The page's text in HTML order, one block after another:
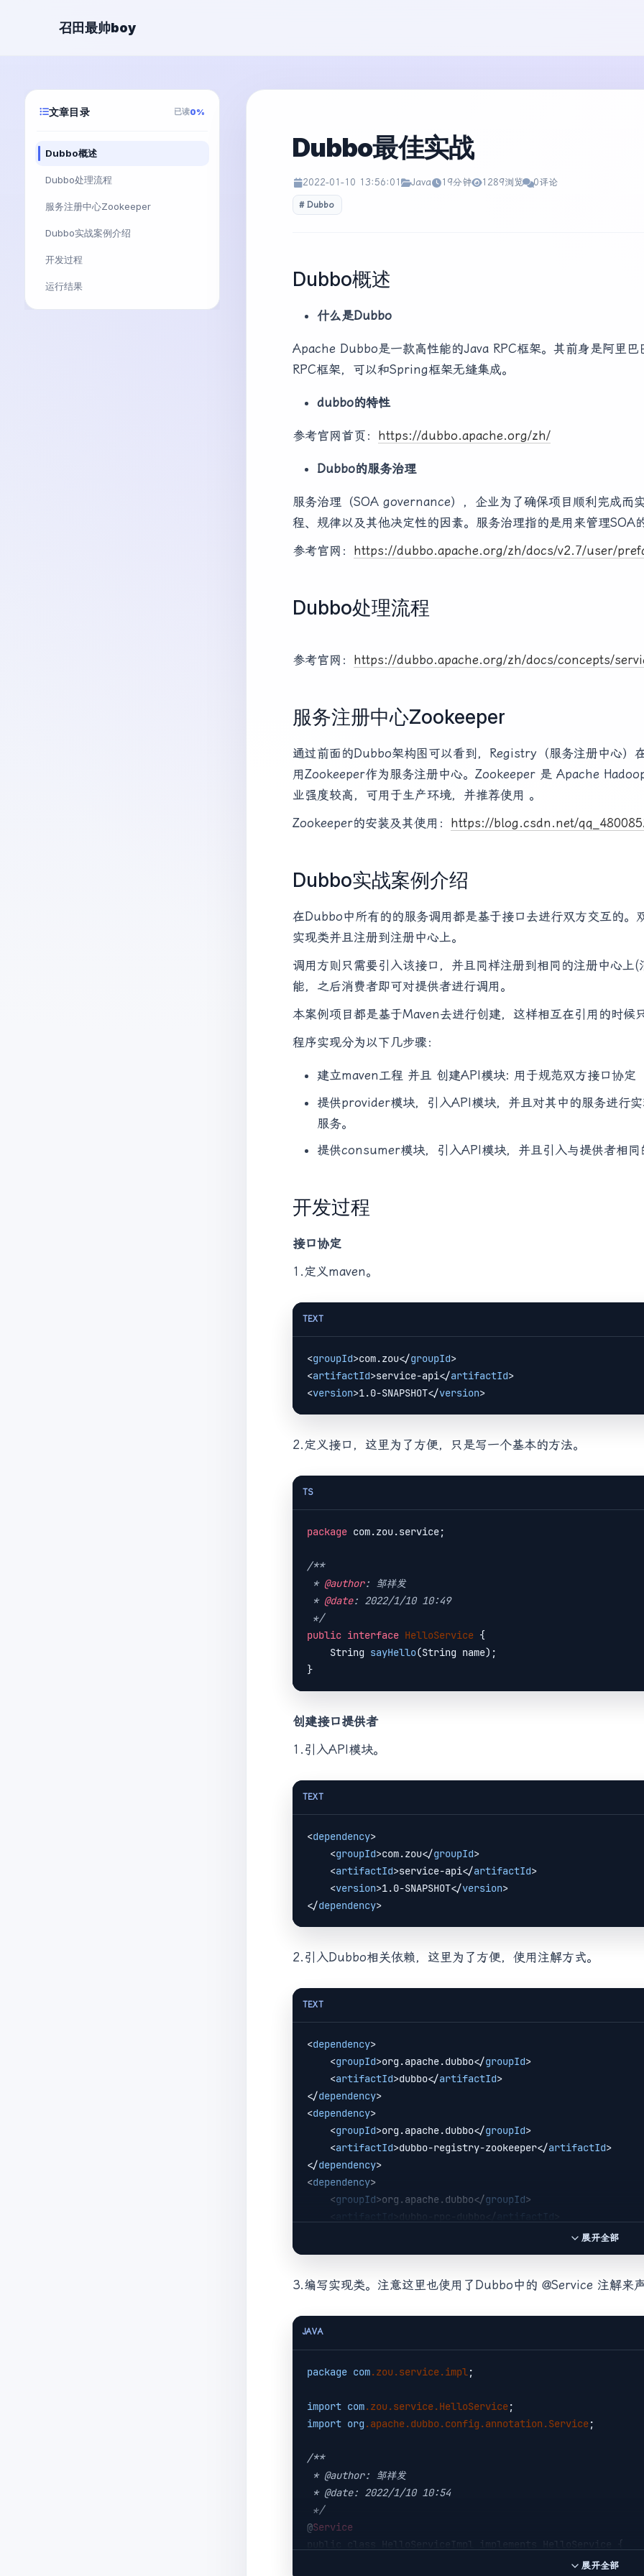
召田最帅boy
文章目录 已读0%
Dubbo概述
Dubbo处理流程
服务注册中心Zookeeper
Dubbo实战案例介绍
开发过程
运行结果
Dubbo最佳实战
2022-01-10 13:56:01 Java 19分钟 1289浏览 0评论
Dubbo
Dubbo概述
什么是Dubbo
Apache Dubbo是一款高性能的Java RPC框架。其前身是阿里
RPC框架，可以和Spring框架无缝集成。
dubbo的特性
参考官网首页： https://dubbo.apache.org/zh/
Dubbo的服务治理
服务治理（SOA governance），企业为了确保项目顺利完成而
程、规律以及其他决定性的因素。服务治理指的是用来管理SOA
参考官网： https://dubbo.apache.org/zh/docs/v2.7/user/
Dubbo处理流程
参考官网： https://dubbo.apache.org/zh/docs/concepts/
服务注册中心Zookeeper
通过前面的Dubbo架构图可以看到，Registry（服务注册中心）
用Zookeeper作为服务注册中心。Zookeeper 是 Apache
业强度较高，可用于生产环境，并推荐使用 。
Zookeeper的安装及其使用： https://blog.csdn.net/
Dubbo实战案例介绍
在Dubbo中所有的的服务调用都是基于接口去进行双方交互的
实现类并且注册到注册中心上。
调用方则只需要引入该接口，并且同样注册到相同的注册中心上
能，之后消费者即可对提供者进行调用。
本案例项目都是基于Maven去进行创建，这样相互在引用的时候
程序实现分为以下几步骤：
建立maven工程 并且 创建API模块: 用于规范双方接口协定
提供provider模块，引入API模块，并且对其中的服务进行
服务。
提供consumer模块，引入API模块，并且引入与提供者相
开发过程
接口协定
1.定义maven。
TEXT
<groupId>com.zou</groupId>
<artifactId>service-api</artifactId>
<version>1.0-SNAPSHOT</version>
2.定义接口，这里为了方便，只是写一个基本的方法。
TS
package com.zou.service;
/**
* @author: 邹祥发
* @date: 2022/1/10 10:49
*/
public interface HelloService {
String sayHello(String name) ;
创建接口提供者
1.引入API模块。
TEXT
<dependency>
<groupId>com.zou</groupId>
<artifactId>service-api</artifactId>
<version>1.0-SNAPSHOT</version>
</dependency>
2.引入Dubbo相关依赖，这里为了方便，使用注解方式。
TEXT
<dependency>
<groupId>org.apache.dubbo</groupId>
<artifactId>dubbo</artifactId>
</dependency>
<dependency>
<groupId>org.apache.dubbo</groupId>
<artifactId>dubbo-registry-zookeeper</artifactId>
</dependency>
<dependency>
<groupId>org.apache.dubbo</groupId>
artifactId dubbo-rpc-dubbo </ artifactId
<artifactId>dubbo-remoting-netty4</artifactId>
<dependency>
<artifactId>dubbo-serialization-hessian2</artifactId>
</dependency>
展开全部
3.编写实现类。注意这里也使用了Dubbo中的 @Service 注解来
JAVA
package com.zou .service.impl;
import com.zou .service.HelloService
import org .apache.dubbo.config .annotation .Service;
/**
*/
@Service
public class HelloServiceImpl implements HelloService {
展开全部